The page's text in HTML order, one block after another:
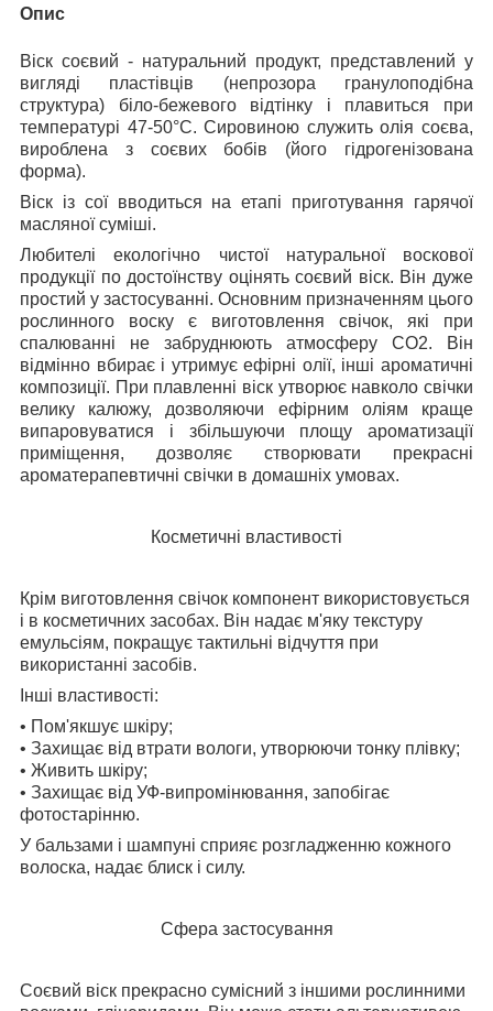
Опис
Віск соєвий - натуральний продукт, представлений у
вигляді пластівців (непрозора гранулоподібна
структура) біло-бежевого відтінку і плавиться при
температурі 47-50°С. Сировиною служить олія соєва,
вироблена з соєвих бобів (його гідрогенізована
форма).
Віск із сої вводиться на етапі приготування гарячої
масляної суміші.
Любителі екологічно чистої натуральної воскової
продукції по достоїнству оцінять соєвий віск. Він дуже
простий у застосуванні. Основним призначенням цього
рослинного воску є виготовлення свічок, які при
спалюванні не забруднюють атмосферу CO2. Він
відмінно вбирає і утримує ефірні олії, інші ароматичні
композиції. При плавленні віск утворює навколо свічки
велику калюжу, дозволяючи ефірним оліям краще
випаровуватися і збільшуючи площу ароматизації
приміщення, дозволяє створювати прекрасні
ароматерапевтичні свічки в домашніх умовах.
Косметичні властивості
Крім виготовлення свічок компонент використовується
і в косметичних засобах. Він надає м'яку текстуру
емульсіям, покращує тактильні відчуття при
використанні засобів.
Інші властивості:
• Пом'якшує шкіру;
• Захищає від втрати вологи, утворюючи тонку плівку;
• Живить шкіру;
• Захищає від УФ-випромінювання, запобігає
фотостарінню.
У бальзами і шампуні сприяє розгладженню кожного
волоска, надає блиск і силу.
Сфера застосування
Соєвий віск прекрасно сумісний з іншими рослинними